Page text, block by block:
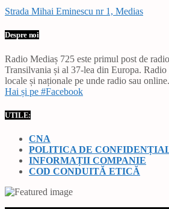
Strada Mihai Eminescu nr 1, Medias
Despre noi
Radio Mediaș 725 este primul post de
Transilvania și al 37-lea din Europa.
locale și naționale pe unde radio sau online.
Hai și pe #Facebook
UTILE:
CNA
POLITICA DE
INFORMAȚII COMPANIE
COD CONDUITĂ ETICĂ